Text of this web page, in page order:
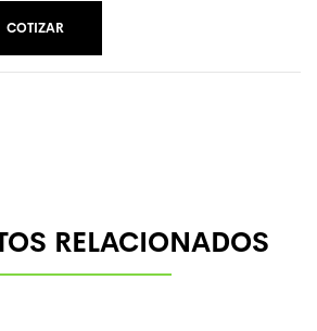
COTIZAR
RELACIONADOS